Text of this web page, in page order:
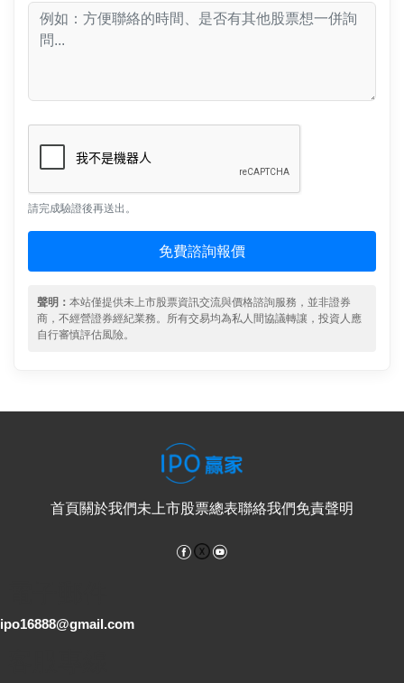
請完成驗證後再送出。
免費諮詢報價
聲明： 本站僅提供未上市股票資訊交流與價格諮詢服務，並非證券
商，不經營證券經紀業務。所有交易均為私人間協議轉讓，投資人應
自行審慎評估風險。
首頁關於我們未上市股票總表聯絡我們免責聲明
Facebook
ipo16888@gmail.com